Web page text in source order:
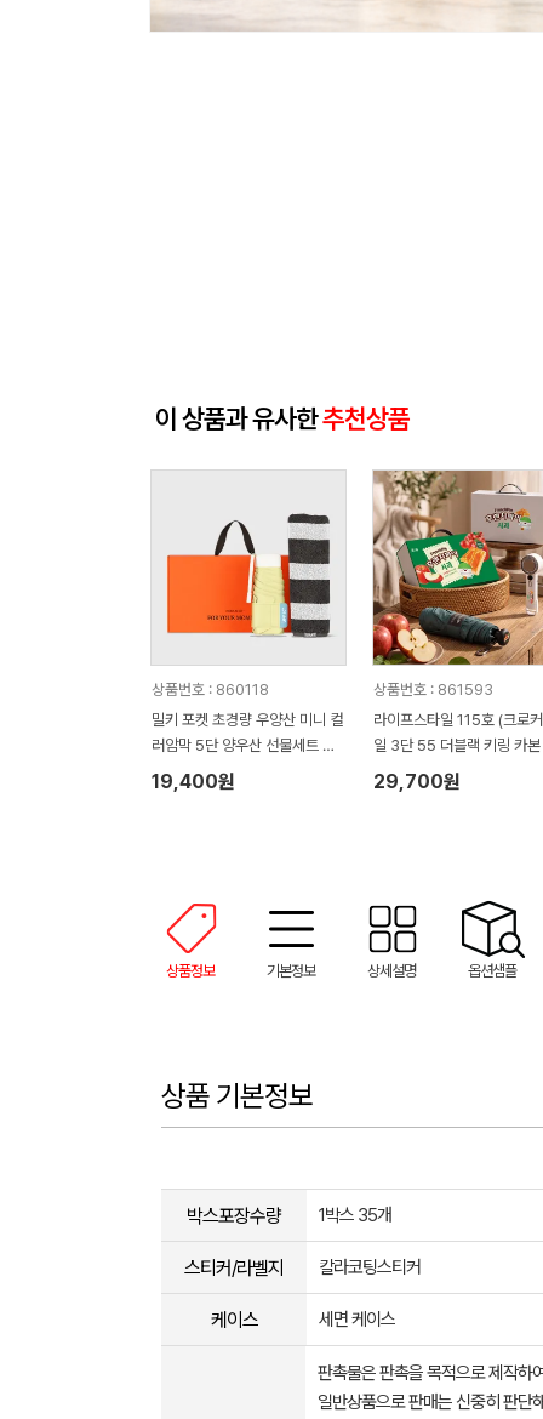
이 상품과 유사한추천상품
상품번호 : 860118
밀키 포켓 초경량 우양산 미니 컬
러암막 5단 양우산 선물세트 답
례품+무한타올세트 그레이 모달
180g 수건세트
19,400원
상품번호 : 861593
라이프스타일 115호 (크로
일 3단 55 더블랙 키링 카본
림 암막 양우산 VIP+쿨링선
29,700원
상품정보 기본정보 상세설명 옵션샘플
상품 기본정보
박스포장수량 1박스 35개
스티커/라벨지 칼라코팅스티커
케이스 세면 케이스
판촉물은 판촉을 목적으로 제작하
일반상품으로 판매는 신중히 판단